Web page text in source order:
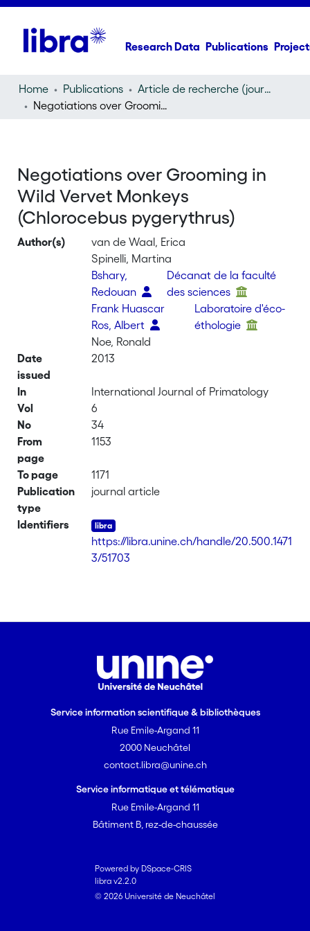
Research Data Publications
Home Publications
Article de recherche (journal article)
Negotiations over Grooming in Wild Vervet Monkeys (Chlorocebus pygerythrus)
Negotiations over Grooming in
Wild Vervet Monkeys
(Chlorocebus pygerythrus)
Author(s)
van de Waal, Erica
Spinelli, Martina
Bshary,
Redouan
Décanat de la faculté
des sciences
Frank Huascar
Ros, Albert
Laboratoire d'éco-
éthologie
Noe, Ronald
Date
issued
2013
In
International Journal of Primatology
Vol
6
No
34
From
page
1153
To page
1171
Publication
type
journal article
Identifiers
https://libra.unine.ch/handle/20.500.1471
3/51703
Service information scientifique & bibliothèques
Rue Emile-Argand 11
2000 Neuchâtel
contact.libra@unine.ch
Service informatique et télématique
Rue Emile-Argand 11
Bâtiment B, rez-de-chaussée
Powered by DSpace-CRIS
libra v2.2.0
© 2026 Université de Neuchâtel